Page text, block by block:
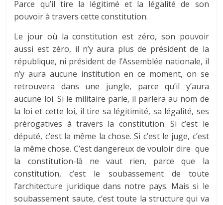
Parce qu’il tire la légitimé et la légalité de son
pouvoir à travers cette constitution.
Le jour où la constitution est zéro, son pouvoir
aussi est zéro, il n’y aura plus de président de la
république, ni président de l’Assemblée nationale, il
n’y aura aucune institution en ce moment, on se
retrouvera dans une jungle, parce qu’il y’aura
aucune loi. Si le militaire parle, il parlera au nom de
la loi et cette loi, il tire sa légitimité, sa légalité, ses
prérogatives à travers la constitution. Si c’est le
député, c’est la même la chose. Si c’est le juge, c’est
la même chose. C’est dangereux de vouloir dire que
la constitution-là ne vaut rien, parce que la
constitution, c’est le soubassement de toute
l’architecture juridique dans notre pays. Mais si le
soubassement saute, c’est toute la structure qui va